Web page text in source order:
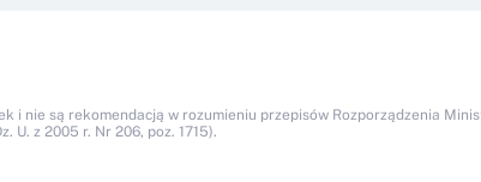
nie są rekomendacją w rozumieniu przepisów Rozporządzenia
z 2005 r. Nr 206, poz. 1715).